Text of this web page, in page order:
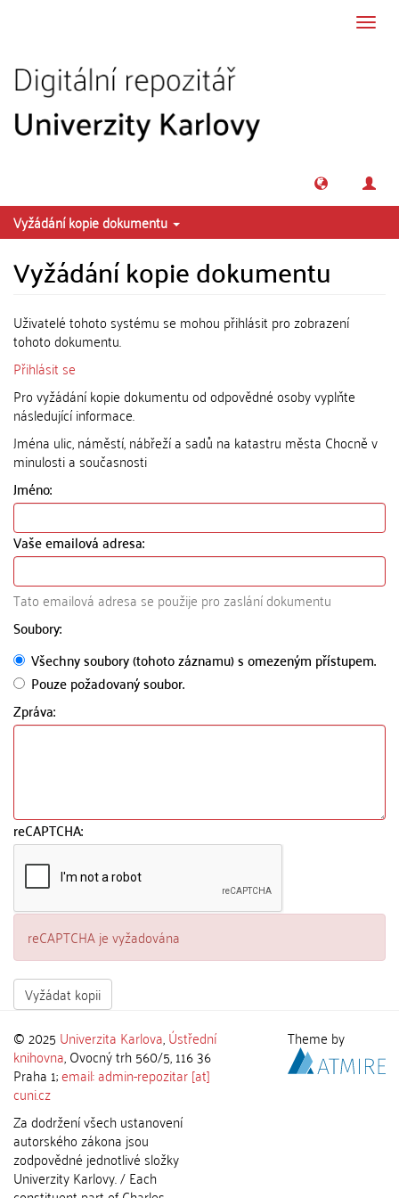
Vyžádání kopie dokumentu
Vyžádání kopie dokumentu
Uživatelé tohoto systému se mohou přihlásit pro zobrazení
tohoto dokumentu.
Přihlásit se
Pro vyžádání kopie dokumentu od odpovědné osoby vyplňte
následující informace.
Jména ulic, náměstí, nábřeží a sadů na katastru města Chocně v
minulosti a současnosti
Jméno:
Vaše emailová adresa:
Tato emailová adresa se použije pro zaslání dokumentu
Soubory:
Všechny soubory (tohoto záznamu) s omezeným přístupem.
Pouze požadovaný soubor.
Zpráva:
reCAPTCHA:
reCAPTCHA je vyžadována
Vyžádat kopii
© 2025 Univerzita Karlova,Ústřední
knihovna, Ovocný trh 560/5, 116 36
Praha 1;email: admin-repozitar [at]
cuni.cz
Za dodržení všech ustanovení
autorského zákona jsou
zodpovědné jednotlivé složky
Univerzity Karlovy. / Each
Theme by